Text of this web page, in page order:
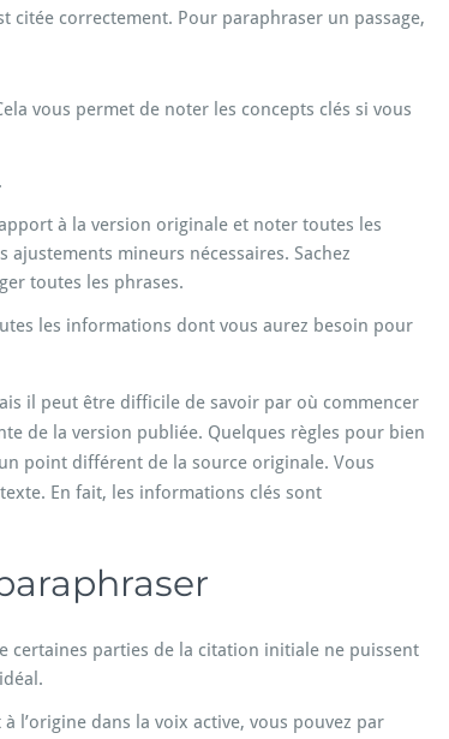
citée correctement. Pour paraphraser un passage,
vous permet de noter les concepts clés si vous
à la version originale et noter toutes les
mineurs nécessaires. Sachez
toutes les phrases.
les informations dont vous aurez besoin pour
il peut être difficile de savoir par où commencer
de la version publiée. Quelques règles pour bien
point différent de la source originale. Vous
En fait, les informations clés sont
certaines parties de la citation initiale ne puissent
l’origine dans la voix active, vous pouvez par